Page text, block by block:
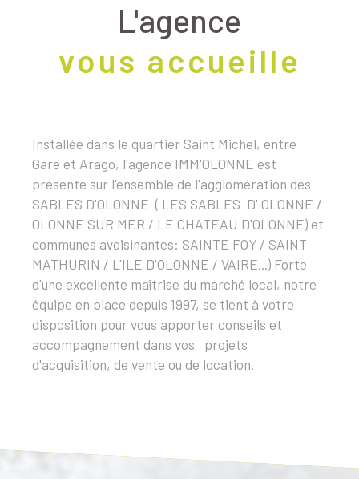
L'agence
vous accueille
Installée dans le quartier Saint Michel, entre
Gare et Arago, l'agence IMM'OLONNE est
présente sur l'ensemble de l'agglomération des
SABLES D'OLONNE ( LES SABLES D' OLONNE /
OLONNE SUR MER / LE CHATEAU D'OLONNE) et
communes avoisinantes: SAINTE FOY / SAINT
MATHURIN / L'ILE D'OLONNE / VAIRE...) Forte
d'une excellente maîtrise du marché local, notre
équipe en place depuis 1997, se tient à votre
disposition pour vous apporter conseils et
accompagnement dans vos projets
d'acquisition, de vente ou de location.